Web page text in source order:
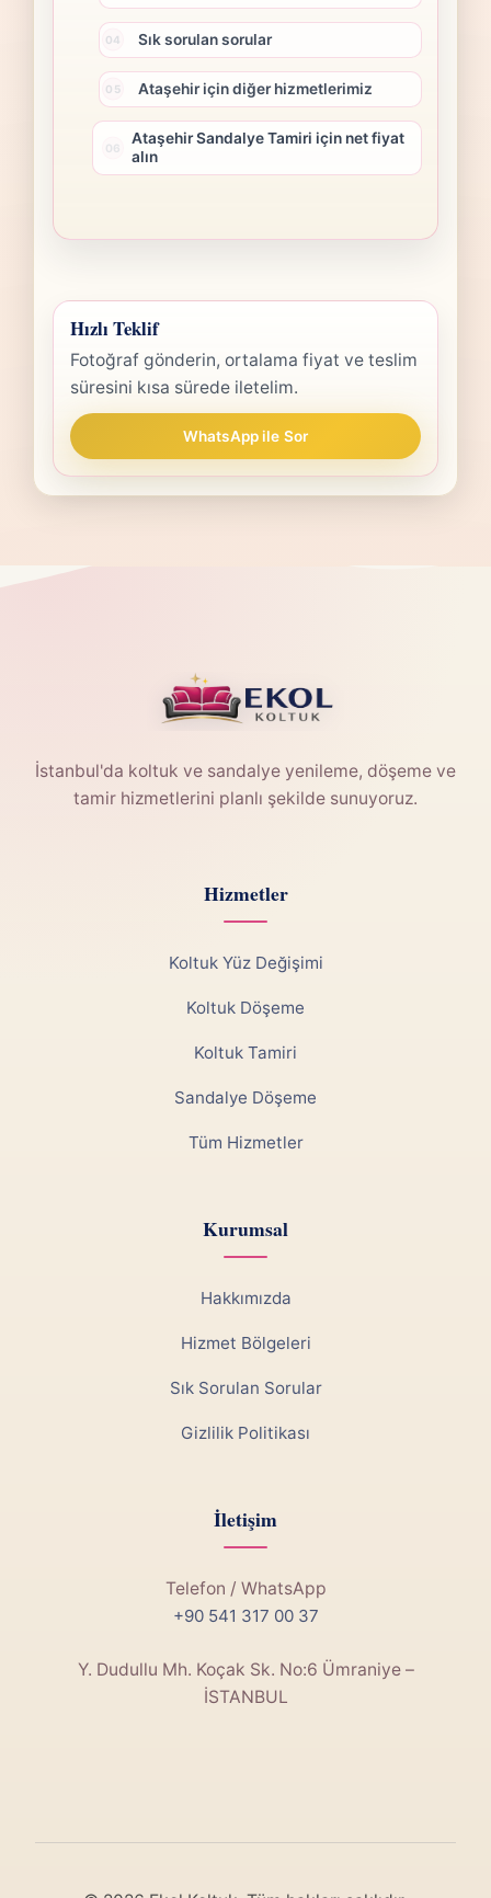
Sık sorulan sorular
Ataşehir için diğer hizmetlerimiz
Ataşehir Sandalye Tamiri için net fiyat
alın
Hızlı Teklif
Fotoğraf gönderin, ortalama fiyat ve teslim
süresini kısa sürede iletelim.
WhatsApp ile Sor
İstanbul'da koltuk ve sandalye yenileme, döşeme ve
tamir hizmetlerini planlı şekilde sunuyoruz.
Hizmetler
Koltuk Yüz Değişimi
Koltuk Döşeme
Koltuk Tamiri
Sandalye Döşeme
Tüm Hizmetler
Kurumsal
Hakkımızda
Hizmet Bölgeleri
Sık Sorulan Sorular
Gizlilik Politikası
İletişim
Telefon / WhatsApp
+90 541 317 00 37
Y. Dudullu Mh. Koçak Sk. No:6 Ümraniye –
İSTANBUL